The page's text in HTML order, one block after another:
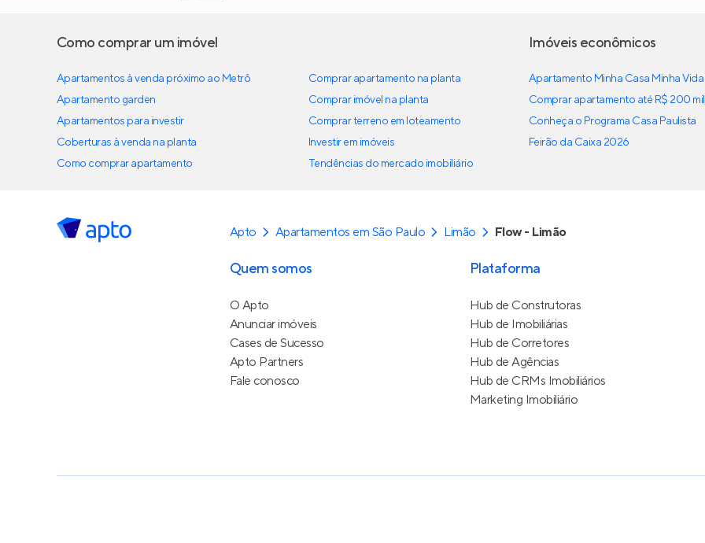
Como comprar um imóvel
Apartamentos à venda próximo ao Metrô
Apartamento garden
Apartamentos para investir
Coberturas à venda na planta
Como comprar apartamento
Comprar apartamento na planta
Comprar imóvel na planta
Comprar terreno em loteamento
Investir em imóveis
Tendências do mercado imobiliário
Imóveis econômicos
Apartamento Minha Casa Minha Vida
Comprar apartamento até R$ 200 mil
Conheça o Programa Casa Paulista
Feirão da Caixa 2026
Apto Apartamentos em São Paulo Limão Flow - Limão
Quem somos
O Apto
Anunciar imóveis
Cases de Sucesso
Apto Partners
Fale conosco
Plataforma
Hub de Construtoras
Hub de Imobiliárias
Hub de Corretores
Hub de Agências
Hub de CRMs Imobiliários
Marketing Imobiliário